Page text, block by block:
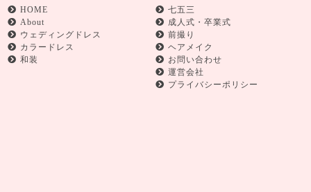
HOME
About
ウェディングドレス
カラードレス
和装
七五三
成人式・卒業式
前撮り
ヘアメイク
お問い合わせ
運営会社
プライバシーポリシー